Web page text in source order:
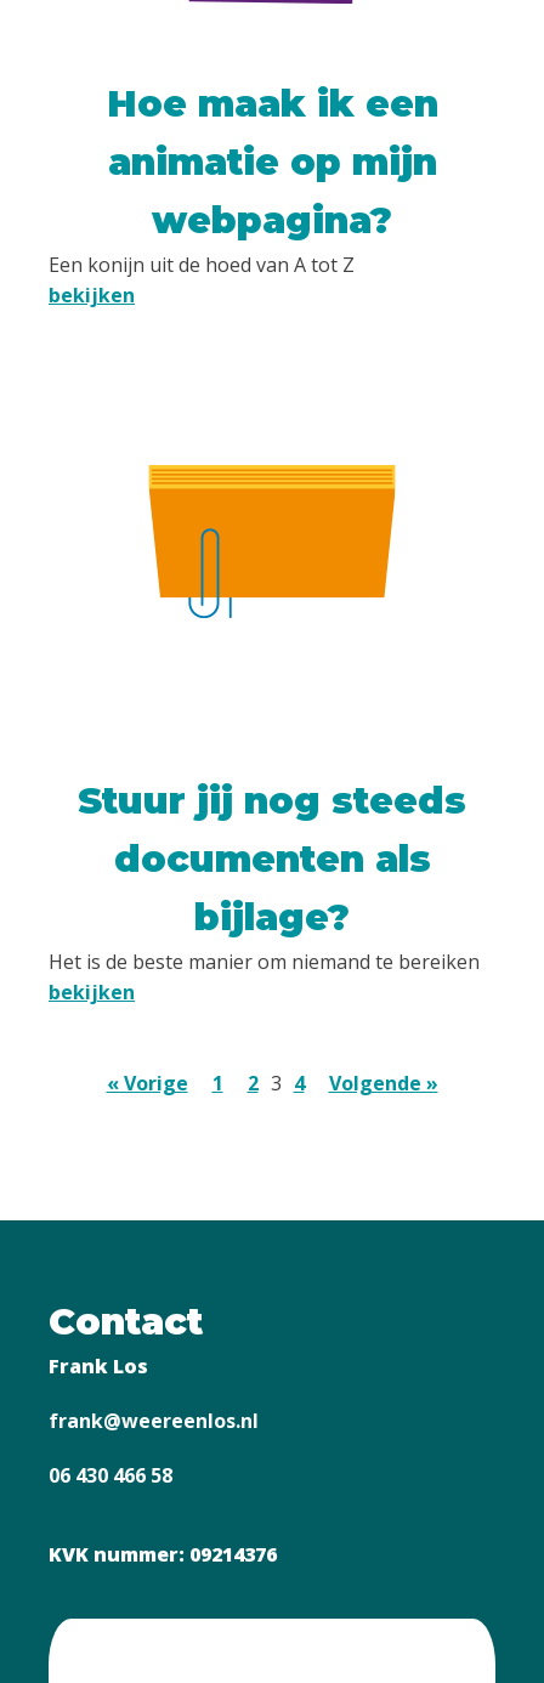
Hoe maak ik een
animatie op mijn
webpagina?
Een konijn uit de hoed van A tot Z
bekijken
Stuur jij nog steeds
documenten als
bijlage?
Het is de beste manier om niemand te bereiken
bekijken
« Vorige 1 2 3 4 Volgende »
Contact
Frank Los
frank@weereenlos.nl
06 430 466 58
KVK nummer: 09214376